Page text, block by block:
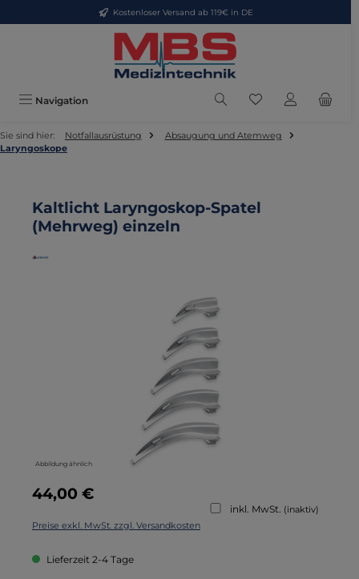
Zum Hauptinhalt springenKostenloser Versand ab 119€ in DE
Navigation Du hast 0
Sie sind hier: Notfallausrüstung
Absaugung und Atemweg
Laryngoskope
Kaltlicht Laryngoskop-Spatel
(Mehrweg) einzeln
Abbildung ähnlich
Regulärer Preis:
44,00 €
inkl. MwSt. (inaktiv)
Preise exkl. MwSt. zzgl. Versandkosten
Lieferzeit 2-4 Tage